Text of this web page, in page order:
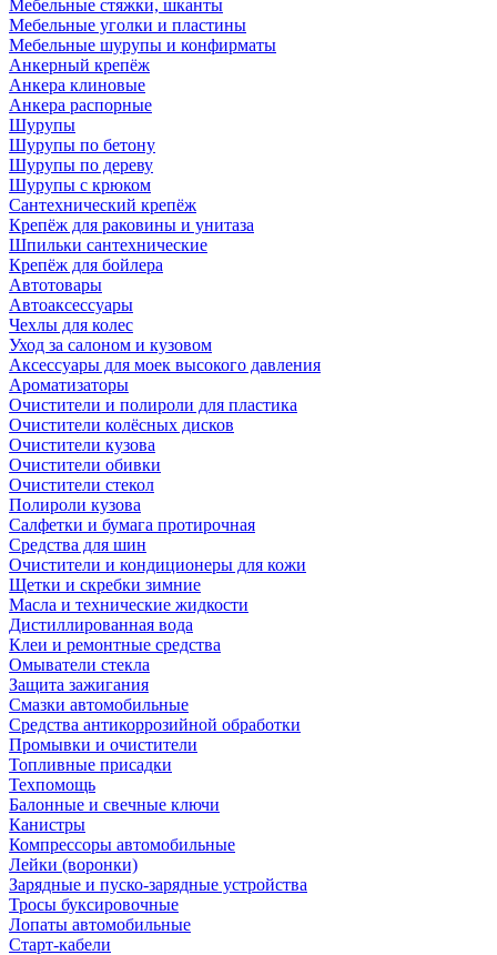
Мебельные стяжки, шканты
Мебельные уголки и пластины
Мебельные шурупы и конфирматы
Анкерный крепёж
Анкера клиновые
Анкера распорные
Шурупы
Шурупы по бетону
Шурупы по дереву
Шурупы с крюком
Сантехнический крепёж
Крепёж для раковины и унитаза
Шпильки сантехнические
Крепёж для бойлера
Автотовары
Автоаксессуары
Чехлы для колес
Уход за салоном и кузовом
Аксессуары для моек высокого давления
Ароматизаторы
Очистители и полироли для пластика
Очистители колёсных дисков
Очистители кузова
Очистители обивки
Очистители стекол
Полироли кузова
Салфетки и бумага протирочная
Средства для шин
Очистители и кондиционеры для кожи
Щетки и скребки зимние
Масла и технические жидкости
Дистиллированная вода
Клеи и ремонтные средства
Омыватели стекла
Защита зажигания
Смазки автомобильные
Средства антикоррозийной обработки
Промывки и очистители
Топливные присадки
Техпомощь
Балонные и свечные ключи
Канистры
Компрессоры автомобильные
Лейки (воронки)
Зарядные и пуско-зарядные устройства
Тросы буксировочные
Лопаты автомобильные
Старт-кабели